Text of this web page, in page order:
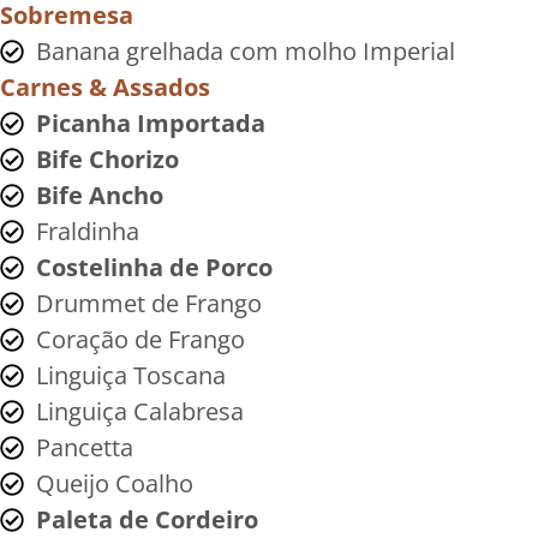
Sobremesa
Banana grelhada com molho Imperial
Carnes & Assados
Picanha Importada
Bife Chorizo
Bife Ancho
Fraldinha
Costelinha de Porco
Drummet de Frango
Coração de Frango
Linguiça Toscana
Linguiça Calabresa
Pancetta
Queijo Coalho
Paleta de Cordeiro